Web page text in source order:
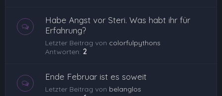
Habe Angst vor Steri. Was habt ihr für
Erfahrung?
Letzter Beitrag von colorfulpythons
Antworten: 2
Ende Februar ist es soweit
Letzter Beitrag von belanglos